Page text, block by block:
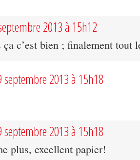
2013 à 15h12
ça c’est bien ; finalement
septembre 2013 à 15h18
septembre 2013 à 15h18
plus, excellent papier!